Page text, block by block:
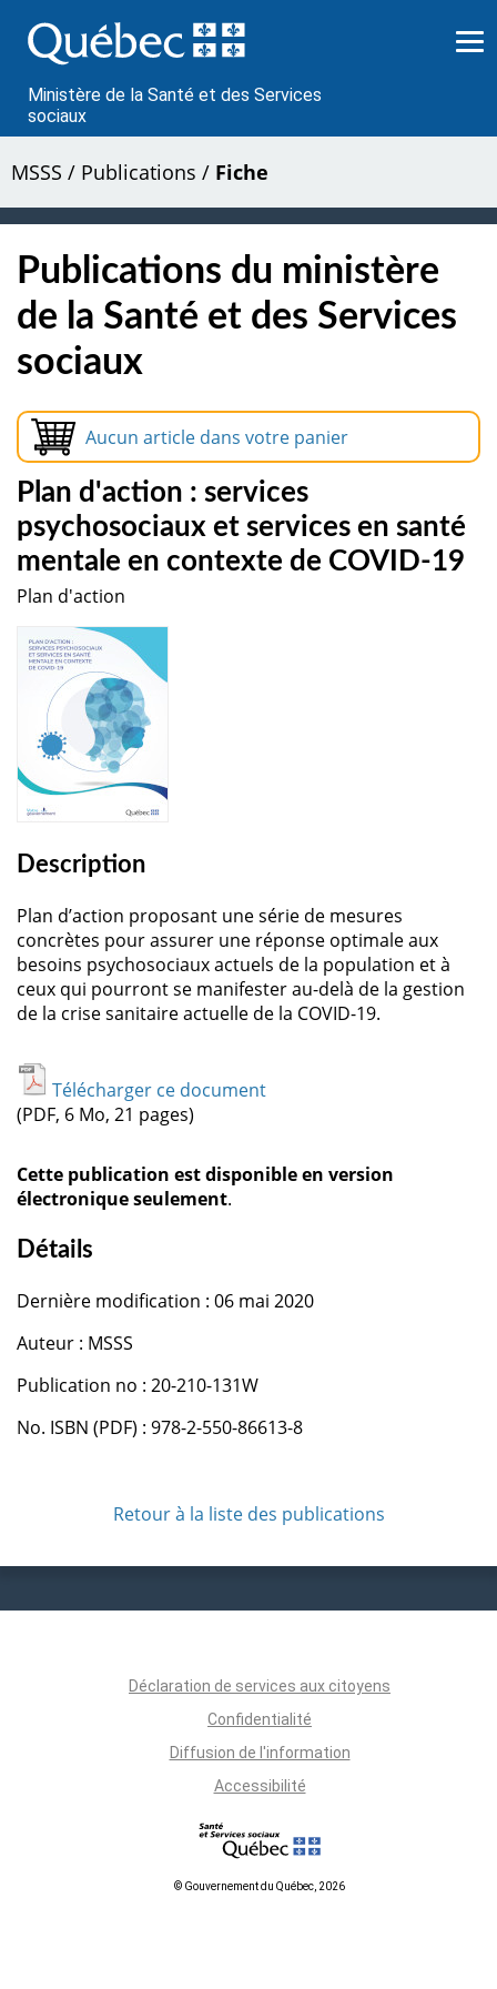
au
contenu
Ministère de la Santé et des Services
sociaux
MSSS / Publications / Fiche
Publications du ministère
de la Santé et des Services
sociaux
Aucun article dans votre panier
Plan d'action : services
psychosociaux et services en santé
mentale en contexte de COVID-19
Plan d'action
Description
Plan d’action proposant une série de mesures
concrètes pour assurer une réponse optimale aux
besoins psychosociaux actuels de la population et à
ceux qui pourront se manifester au-delà de la gestion
de la crise sanitaire actuelle de la COVID-19.
Télécharger ce document
(PDF, 6 Mo, 21 pages)
Cette publication est disponible en version
électronique seulement.
Détails
Dernière modification : 06 mai 2020
Auteur : MSSS
Publication no : 20-210-131W
No. ISBN (PDF) : 978-2-550-86613-8
Retour à la liste des publications
Déclaration de services aux citoyens
Confidentialité
Diffusion de l'information
Accessibilité
© Gouvernement du Québec, 2026